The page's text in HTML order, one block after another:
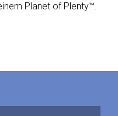
Planet of Plenty™.